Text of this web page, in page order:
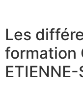
Les
formation